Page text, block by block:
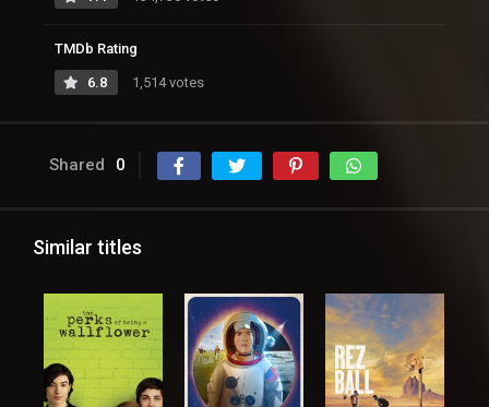
TMDb Rating
6.8 1,514 votes
Shared 0
Similar titles